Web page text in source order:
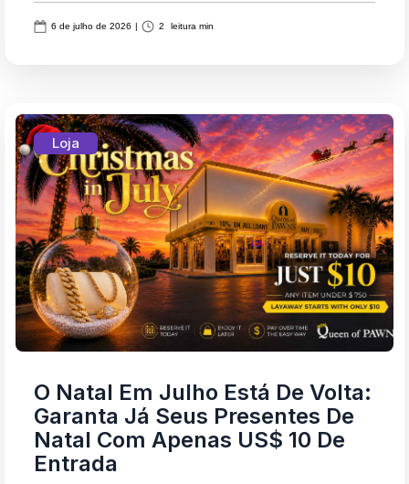
6 de julho de 2026 | 2 leitura min
Loja
O Natal Em Julho Está De Volta:
Garanta Já Seus Presentes De
Natal Com Apenas US$ 10 De
Entrada